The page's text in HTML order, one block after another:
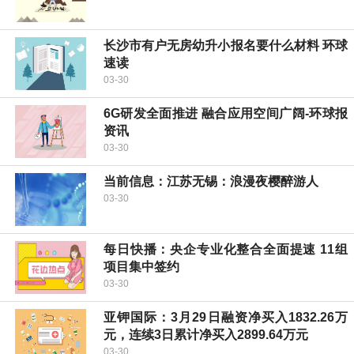
长沙市有户无房幼升小报名要什么材料 环球
速读
03-30
6G研发全面推进 融合应用空间广阔-环球报
资讯
03-30
当前信息：江苏无锡：浪漫夜樱醉游人
03-30
每日快播：央企专业化整合全面提速 11组
项目集中签约
03-30
亚钾国际：3月29日融资净买入1832.26万
元，连续3日累计净买入2899.64万元
03-30